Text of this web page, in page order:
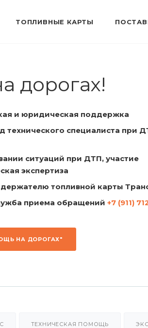
ТОПЛИВНЫЕ КАРТЫ
дорогах!
и юридическая поддержка
технического специалиста при
ситуаций при ДТП, участие
экспертиза
держателю топливной карты
приема обращений +7 (911)
НА ДОРОГАХ"
ТЕХНИЧЕСКАЯ ПОМОЩЬ